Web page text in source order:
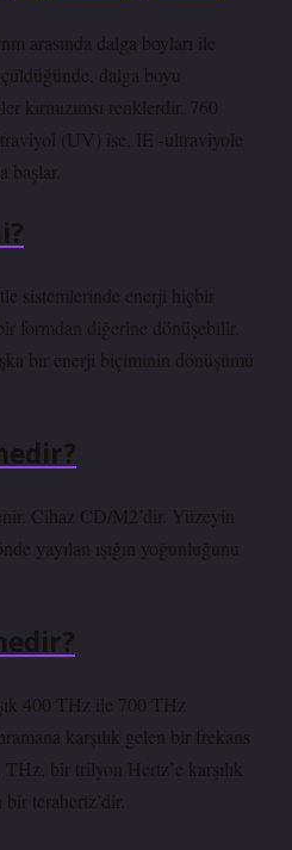
arasında dalga boyları ile
dalga boyu
kırmızımsı renklerdir. 760
(UV) ise, IE -ultraviyole
başlar.
sistemlerinde enerji hiçbir
formdan diğerine dönüşebilir.
bir enerji biçiminin dönüşümü
Cihaz CD/M2’dir. Yüzeyin
yayılan ışığın yoğunluğunu
400 THz ile 700 THz
karşılık gelen bir frekans
bir trilyon Hertz’e karşılık
terahertz’dir.